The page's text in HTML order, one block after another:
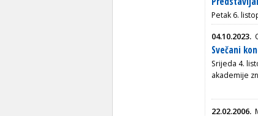
Petak 6.
04.10.2023.
Svečani
Srijeda 4.
akademije
22.02.2006.